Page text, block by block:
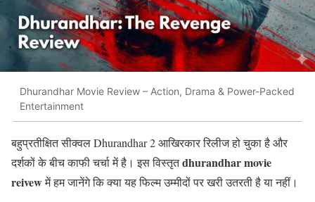
Dhurandhar Movie Review – Action, Drama & Power-Packed
Entertainment
बहुप्रतीक्षित सीक्वलDhurandhar 2आखिरकार रिलीज हो चुका है और
दर्शकों के बीच काफी चर्चा में है। इस विस्तृतdhurandhar movie
reivewमें हम जानेंगे कि क्या यह फिल्म उम्मीदों पर खरी उतरती है या नहीं।